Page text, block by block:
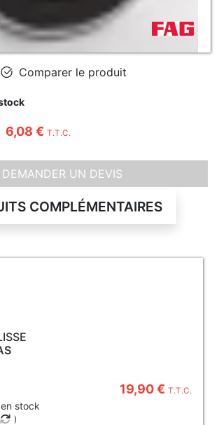
Comparer le produit
6,08 € T.T.C.
DEMANDER UN DEVIS
COMPLÉMENTAIRES
19,90 €T.T.C.
stock
)